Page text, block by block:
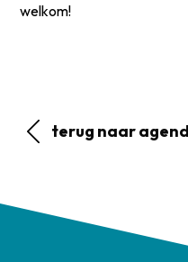
welkom!
terug naar